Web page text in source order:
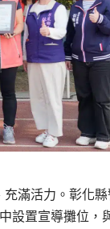
充滿活力。彰化
設置宣導攤位，